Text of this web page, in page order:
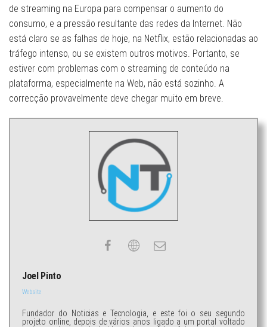
de streaming na Europa para compensar o aumento do
consumo, e a pressão resultante das redes da Internet. Não
está claro se as falhas de hoje, na Netflix, estão relacionadas ao
tráfego intenso, ou se existem outros motivos. Portanto, se
estiver com problemas com o streaming de conteúdo na
plataforma, especialmente na Web, não está sozinho. A
correcção provavelmente deve chegar muito em breve.
Joel Pinto
Website
Fundador do Noticias e Tecnologia, e este foi o seu segundo
projeto online, depois de vários anos ligado a um portal voltado